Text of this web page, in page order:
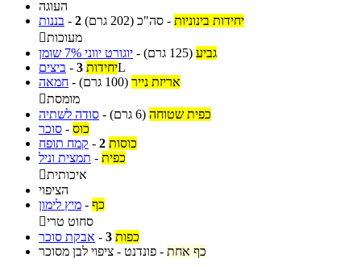
העוגה
בננות - 2 יחידות בינוניות - סה"כ (202 גרם)
מעוכות
יוגורט יווני 7% שומן - גביע (125 גרם)
ביצים - 3 יחידותL
חמאה - אריזת נייר (100 גרם)
מומסת
סודה לשתיה - כפית שטוחה (6 גרם)
סוכר - כוס
קמח תופח - 2 כוסות
תמצית וניל - כפית
איכותית
הציפוי
מיץ לימון - כף
סחוט טרי
אבקת סוכר - 3 כפות
פונדנט - ציפוי לבן מסוכר - כף אחת